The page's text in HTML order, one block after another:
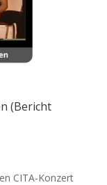
(Bericht
CITA-Konzert